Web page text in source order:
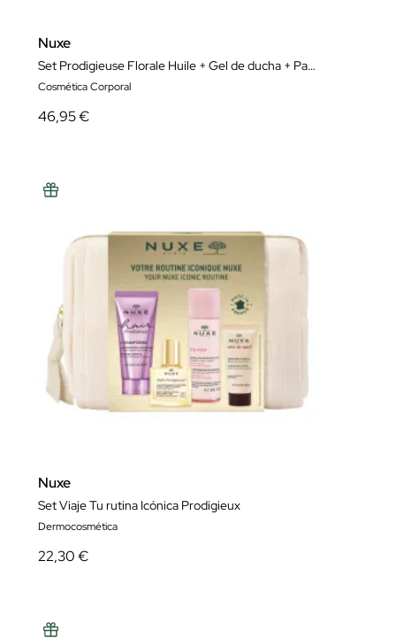
Nuxe
Set Prodigieuse Florale Huile + Gel de ducha + Parfum + Vela
Cosmética Corporal
46,95 €
Nuxe
Set Viaje Tu rutina Icónica Prodigieux
Dermocosmética
22,30 €